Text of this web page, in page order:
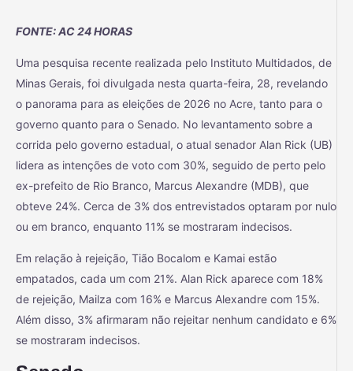
FONTE: AC 24 HORAS
Uma pesquisa recente realizada pelo Instituto Multidados, de
Minas Gerais, foi divulgada nesta quarta-feira, 28, revelando
o panorama para as eleições de 2026 no Acre, tanto para o
governo quanto para o Senado. No levantamento sobre a
corrida pelo governo estadual, o atual senador Alan Rick (UB)
lidera as intenções de voto com 30%, seguido de perto pelo
ex-prefeito de Rio Branco, Marcus Alexandre (MDB), que
obteve 24%. Cerca de 3% dos entrevistados optaram por nulo
ou em branco, enquanto 11% se mostraram indecisos.
Em relação à rejeição, Tião Bocalom e Kamai estão
empatados, cada um com 21%. Alan Rick aparece com 18%
de rejeição, Mailza com 16% e Marcus Alexandre com 15%.
Além disso, 3% afirmaram não rejeitar nenhum candidato e 6%
se mostraram indecisos.